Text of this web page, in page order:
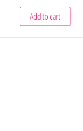
Add to cart